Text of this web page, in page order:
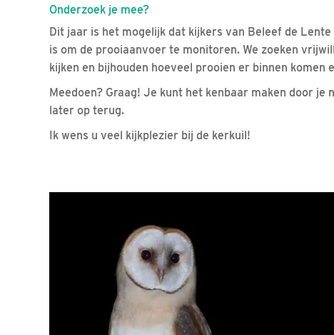
Onderzoek je mee?
Dit jaar is het mogelijk dat kijkers van Beleef de
is om de prooiaanvoer te monitoren. We zoeken
kijken en bijhouden hoeveel prooien er binnen komen
Meedoen? Graag! Je kunt het kenbaar maken door
later op terug.
Ik wens u veel kijkplezier bij de kerkuil!